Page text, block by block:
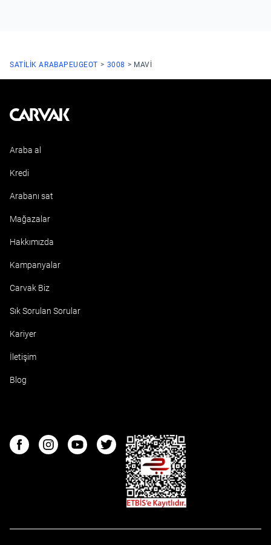
SATILIK ARABAPEUGEOT 3008 MAVI
Kavak
Araba al
Kredi
Arabanı sat
Mağazalar
Hakkımızda
Kampanyalar
Carvak Biz
Sık Sorulan Sorular
Kariyer
İletişim
Blog
FacebookInstagramYoutubeTwitter
ETBIS